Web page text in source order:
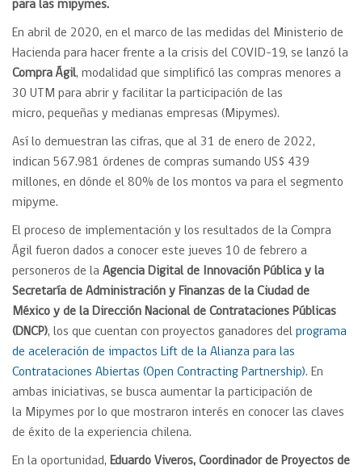
para las mipymes.
En abril de 2020, en el marco de las medidas del Ministerio de
Hacienda para hacer frente a la crisis del COVID-19, se lanzó la
Compra Ágil, modalidad que simplificó las compras menores a
30 UTM para abrir y facilitar la participación de las
micro, pequeñas y medianas empresas (Mipymes).
Así lo demuestran las cifras, que al 31 de enero de 2022,
indican 567.981 órdenes de compras sumando US$ 439​
millones, en dónde el 80% de los montos va para el segmento
mipyme.
El proceso de implementación y los resultados de la Compra
Ágil fueron dados a conocer este jueves 10 de febrero a
personeros de la Agencia Digital de Innovación Pública y la
Secretaría de Administración y Finanzas de la Ciudad de
México y de la Dirección Nacional de Contrataciones Públicas
(DNCP), los que cuentan con proyectos ganadores del programa
de aceleración de impactos Lift de la Alianza para las
Contrataciones Abiertas (Open Contracting Partnership). En
ambas iniciativas, se busca aumentar la participación de
la Mipymes por lo que mostraron interés en conocer las claves
de éxito de la experiencia chilena.
En la oportunidad, Eduardo Viveros, Coordinador de Proyectos de